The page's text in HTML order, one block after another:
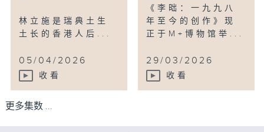
林立施是瑞典土生
土长的香港人后...
05/04/2026
收看
《李昢：一九九八
年至今的创作》现
正于M+博物馆举...
29/03/2026
收看
更多集数 ...